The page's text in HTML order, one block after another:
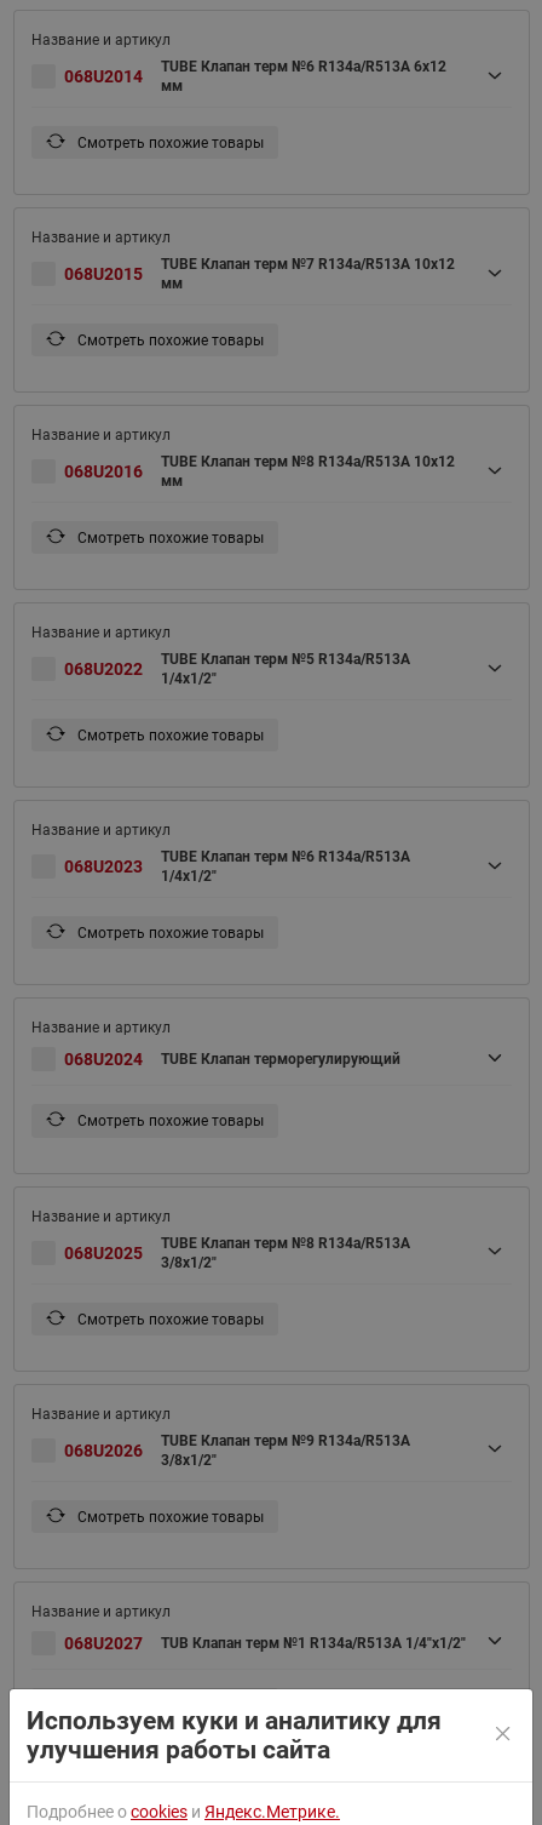
068U2014
TUBE Клапан терм №6 R134a/R513A 6x12
мм
Смотреть похожие товары
068U2015
TUBE Клапан терм №7 R134a/R513A 10x12
мм
Смотреть похожие товары
068U2016
TUBE Клапан терм №8 R134a/R513A 10x12
мм
Смотреть похожие товары
068U2022
TUBE Клапан терм №5 R134a/R513A
1/4x1/2"
Смотреть похожие товары
068U2023
TUBE Клапан терм №6 R134a/R513A
1/4x1/2"
Смотреть похожие товары
068U2024 TUBE Клапан терморегулирующий
Смотреть похожие товары
068U2025
TUBE Клапан терм №8 R134a/R513A
3/8x1/2"
Смотреть похожие товары
068U2026
TUBE Клапан терм №9 R134a/R513A
3/8x1/2"
Смотреть похожие товары
068U2027 TUB Клапан терм №1 R134a/R513A 1/4"x1/2"
Используем куки и аналитику для
улучшения работы сайта
Подробнее оcookies и Яндекс.Метрике.